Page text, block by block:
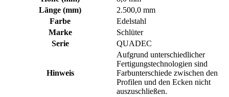
Länge (mm)
2.500,0 mm
Farbe
Edelstahl
Marke
Schlüter
Serie
QUADEC
Hinweis
Aufgrund unterschiedlicher
Fertigungstechnologien sind
Farbunterschiede zwischen den
Profilen und den Ecken nicht
auszuschließen.